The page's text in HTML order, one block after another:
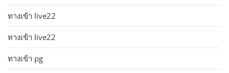
ทางเข้า live22
ทางเข้า live22
ทางเข้า pg